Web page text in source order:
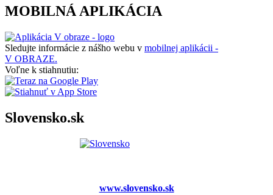
MOBILNÁ APLIKÁCIA
Sledujte informácie z nášho webu v mobilnej aplikácii -
V OBRAZE.
Voľne k stiahnutiu:
Slovensko.sk
www.slovensko.sk